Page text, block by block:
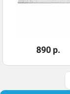
890 р.